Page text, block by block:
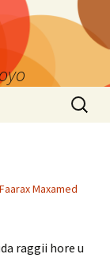
Search
for:
Faarax Maxamed
raggii hore u